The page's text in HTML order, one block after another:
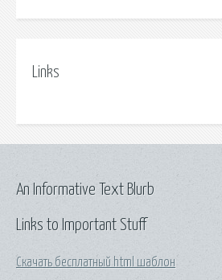
Links
Links to Important Stuff
Скачать бесплатный html шаблон
An Informative Text Blurb